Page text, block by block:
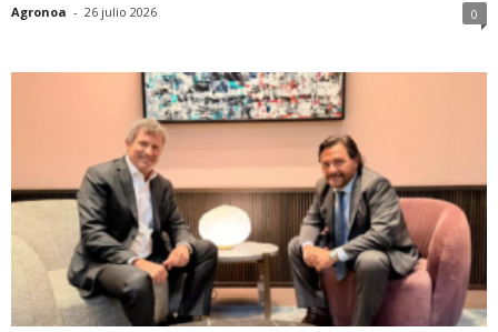
Agronoa - 26 julio 2026 0